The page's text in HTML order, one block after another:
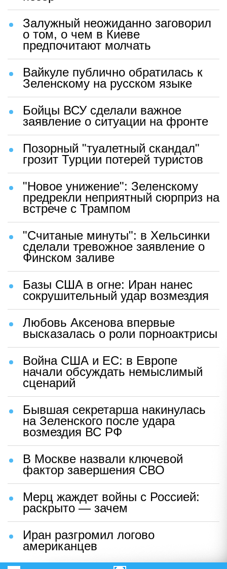
Залужный неожиданно заговорил
о том, о чем в Киеве
предпочитают молчать
Вайкуле публично обратилась к
Зеленскому на русском языке
Бойцы ВСУ сделали важное
заявление о ситуации на фронте
Позорный "туалетный скандал"
грозит Турции потерей туристов
"Новое унижение": Зеленскому
предрекли неприятный сюрприз на
встрече с Трампом
"Считаные минуты": в Хельсинки
сделали тревожное заявление о
Финском заливе
Базы США в огне: Иран нанес
сокрушительный удар возмездия
Любовь Аксенова впервые
высказалась о роли порноактрисы
Война США и ЕС: в Европе
начали обсуждать немыслимый
сценарий
Бывшая секретарша накинулась
на Зеленского после удара
возмездия ВС РФ
В Москве назвали ключевой
фактор завершения СВО
Мерц жаждет войны с Россией:
раскрыто — зачем
Иран разгромил логово
американцев